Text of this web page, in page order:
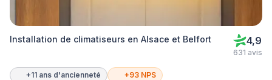
Installation de climatiseurs en Alsace et Belfort 4,9
631 avis
+11 ans d'ancienneté +93 NPS